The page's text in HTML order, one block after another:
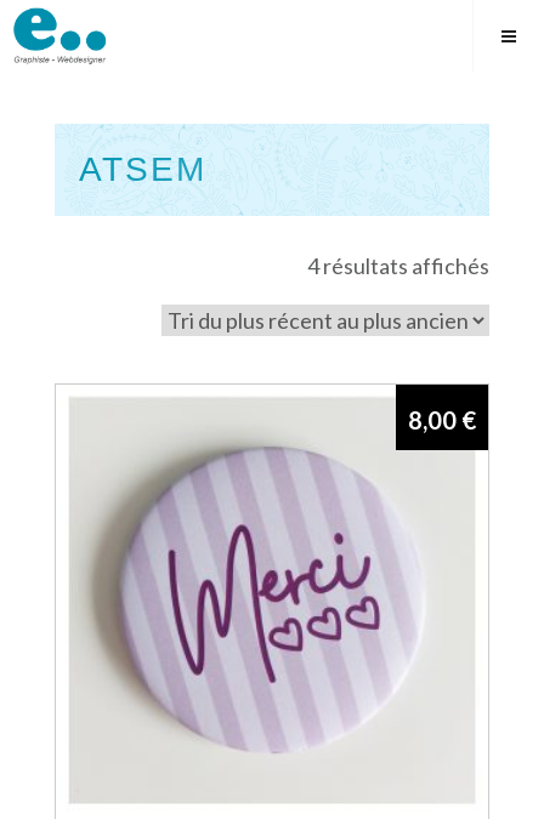
Skip
to
ATSEM
Square
4 résultats affichés
plus
8,00 €